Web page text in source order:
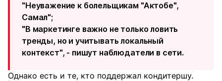
"Неуважение к болельщикам "Актобе",
Самал";
"В маркетинге важно не только ловить
тренды, но и учитывать локальный
контекст", - пишут наблюдатели в сети.
Однако есть и те, кто поддержал кондитершу.